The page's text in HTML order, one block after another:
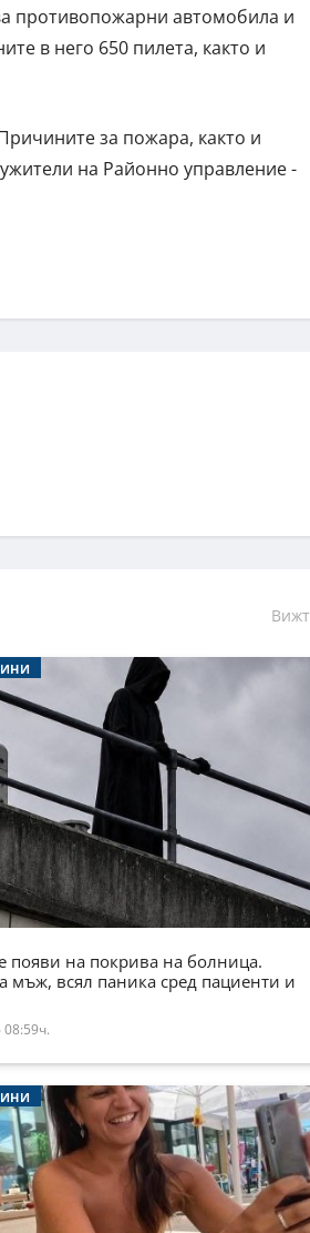
противопожарни автомобила и
в него 650 пилета, както и
за пожара, както и
на Районно управление -
появи на покрива на болница.
мъж, всял паника сред пациенти и